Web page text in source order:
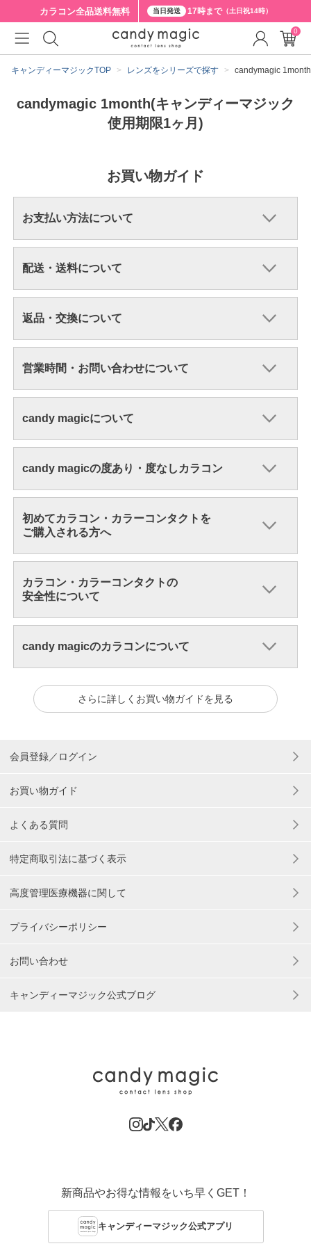
カラコン全品送料無料 当日発送 17時まで（土日祝14時）
キャンディーマジックTOP レンズをシリーズで探す candymagic
candymagic 1month(キャンディーマジック
使用期限1ヶ月)
0
お買い物ガイド
お支払い方法について
配送・送料について
返品・交換について
営業時間・お問い合わせについて
candy magicについて
candy magicの度あり・度なしカラコン
初めてカラコン・カラーコンタクトを
ご購入される方へ
カラコン・カラーコンタクトの
安全性について
candy magicのカラコンについて
さらに詳しくお買い物ガイドを見る
会員登録／ログイン
お買い物ガイド
よくある質問
特定商取引法に基づく表示
高度管理医療機器に関して
プライバシーポリシー
お問い合わせ
キャンディーマジック公式ブログ
新商品やお得な情報をいち早くGET！
キャンディーマジック公式アプリ